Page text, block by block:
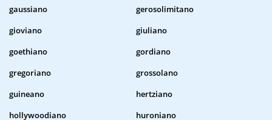
gaussiano
gerosolimitano
gioviano
giuliano
goethiano
gordiano
gregoriano
grossolano
guineano
hertziano
hollywoodiano
huroniano